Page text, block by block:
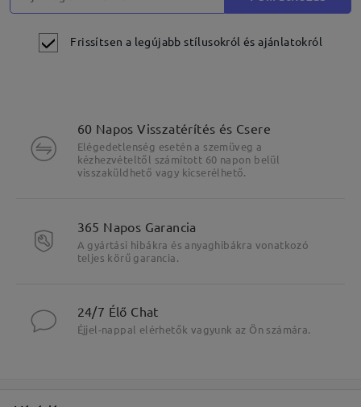
Frissítsen a legújabb stílusokról és ajánlatokról
60 Napos Visszatérítés és Csere
Elégedetlenség esetén a szemüveg a
kézhezvételtől számított 60 napon belül
visszaküldhető vagy kicserélhető.
365 Napos Garancia
A gyártási hibákra és anyaghibákra vonatkozó
teljes körű garancia.
24/7 Élő Chat
Éjjel-nappal elérhetők vagyunk az Ön számára.